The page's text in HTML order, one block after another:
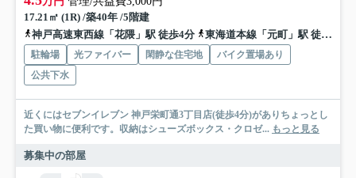
17.21㎡ (1R) /築40年 /5階建
神戸高速東西線「花隈」駅 徒歩4分
東海道本線「元町」駅 徒歩7分
駐輪場 光ファイバー 閑静な住宅地
バイク置場あり
公共下水
近くにはセブンイレブン 神戸栄町通3丁目店(徒歩4分)がありちょっとし
た買い物に便利です。収納はシューズボックス・クロゼ... もっと見る
募集中の部屋